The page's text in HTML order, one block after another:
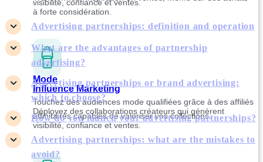
visibilité, confiance et ventes.
Mode
Touchez des audiences mode qualifiées grâce à des affiliés
affinitaires capables de valoriser vos collections.
à forte considération.
Influence Marketing
Déployez des collaborations créateurs qui génèrent
visibilité, confiance et ventes.
Advertising partnerships: definition and operation
What are the advantages of partnership
advertising?
Advertising partnerships or brand advertising:
which to choose?
How do you launch your advertising partnerships?
Advertising partnerships: what are the mistakes to
avoid?